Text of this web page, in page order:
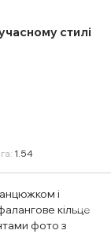
стилі
1.54